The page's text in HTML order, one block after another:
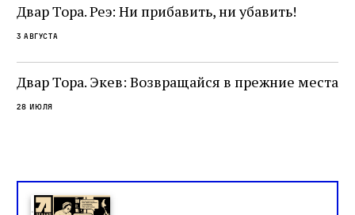
не просто покровитель переводчиков,
окружённый книгами. Перед нами человек,
одно решение которого вызвало возмущение
целой общины и стало частью многовекового
спора о том, кому принадлежит последнее
слово в переводе Библии
Двар Тора. Реэ: Ни прибавить, ни убавить!
3 августа
Двар Тора. Экев: Возвращайся в прежние места
28 июля